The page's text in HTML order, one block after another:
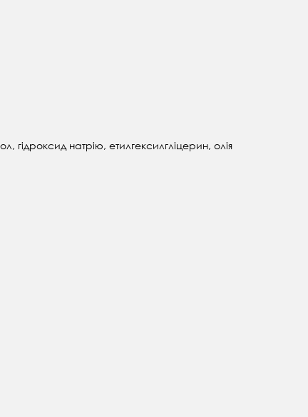
натрію, етилгексилгліцерин, олія